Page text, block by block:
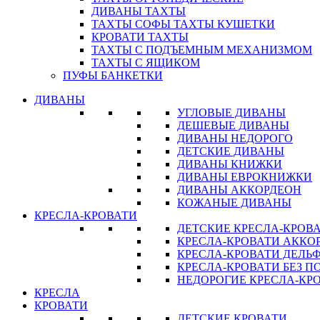
ДИВАНЫ ТАХТЫ
ТАХТЫ СОФЫ ТАХТЫ КУШЕТКИ
КРОВАТИ ТАХТЫ
ТАХТЫ С ПОДЪЕМНЫМ МЕХАНИЗМОМ
ТАХТЫ С ЯЩИКОМ
ПУФЫ БАНКЕТКИ
ДИВАНЫ
УГЛОВЫЕ ДИВАНЫ
ДЕШЕВЫЕ ДИВАНЫ
ДИВАНЫ НЕДОРОГО
ДЕТСКИЕ ДИВАНЫ
ДИВАНЫ КНИЖКИ
ДИВАНЫ ЕВРОКНИЖКИ
ДИВАНЫ АККОРДЕОН
КОЖАНЫЕ ДИВАНЫ
КРЕСЛА-КРОВАТИ
ДЕТСКИЕ КРЕСЛА-
КРЕСЛА-КРОВАТИ
КРЕСЛА-КРОВАТИ
КРЕСЛА-КРОВАТИ БЕЗ
НЕДОРОГИЕ КРЕСЛА-
КРЕСЛА
КРОВАТИ